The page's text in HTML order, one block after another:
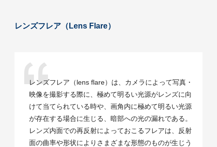
レンズフレア（Lens Flare）
レンズフレア（lens flare）は、カメラによって写真・
映像を撮影する際に、極めて明るい光源がレンズに向
けて当てられている時や、画角内に極めて明るい光源
が存在する場合に生じる、暗部への光の漏れである。
レンズ内面での再反射によっておこるフレアは、反射
面の曲率や形状によりさまざまな形態のものが生じう